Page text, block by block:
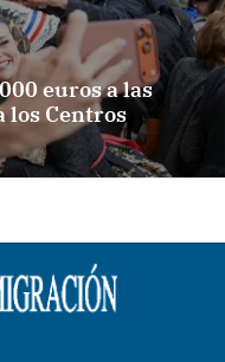
euros a las
los Centros